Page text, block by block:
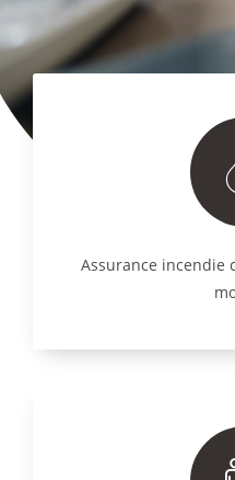
Assurance incendie